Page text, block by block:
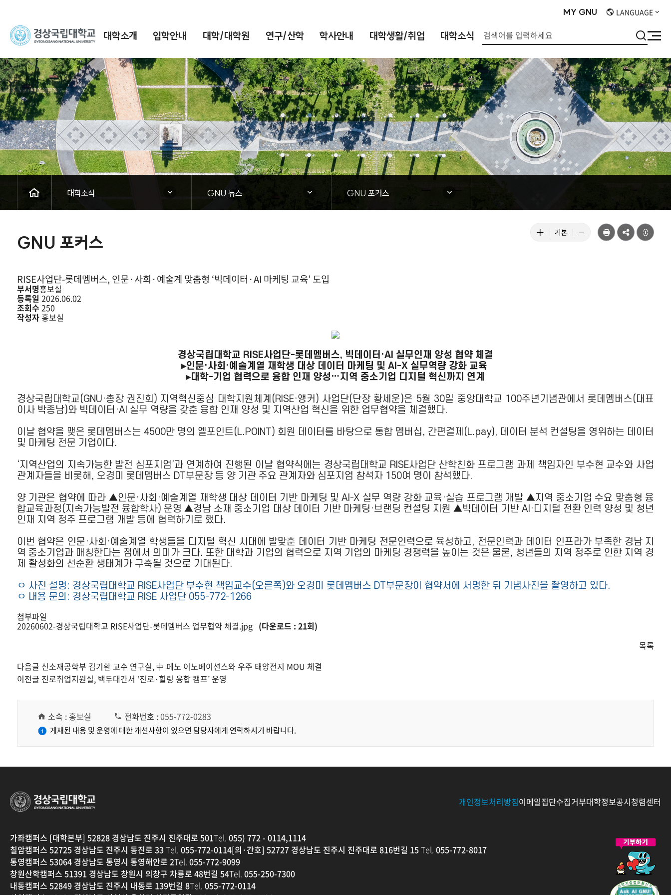
MY GNU LANGUAGE
경
상
국
립
대
학
교
대학소개 입학안내 대학/대학원 연구/산학 학사안내 대학생활/취업 대학소식
검사
트
맵
대학소식
닫힘
대학소식 닫힘
GNU 뉴스 닫힘
GNU 포커스
GNU 포커스
텍 기본텍
공
RISE사업단-롯데멤버스, 인문·사회·예술계 맞춤형 ‘빅데이터·AI 마케팅 교육’ 도입
부서명홍보실
등록일 2026.06.02
조회수 250
작성자홍보실
경상국립대학교 RISE사업단-롯데멤버스, 빅데이터·AI 실무인재 양성 협약 체결
▸인문·사회·예술계열 재학생 대상 데이터 마케팅 및 AI-X 실무역량 강화 교육
▸대학-기업 협력으로 융합 인재 양성…지역 중소기업 디지털 혁신까지 연계
경상국립대학교(GNU·총장 권진회) 지역혁신중심 대학지원체계(RISE·앵커) 사업단(단장 황세운)은 5월 30일 중앙대학교 100주년기념관에서 롯데멤버스(대표
이사 박종남)와 빅데이터·AI 실무 역량을 갖춘 융합 인재 양성 및 지역산업 혁신을 위한 업무협약을 체결했다.
이날 협약을 맺은 롯데멤버스는 4500만 명의 엘포인트(L.POINT) 회원 데이터를 바탕으로 통합 멤버십, 간편결제(L.pay), 데이터 분석 컨설팅을 영위하는 데이터
및 마케팅 전문 기업이다.
‘지역산업의 지속가능한 발전 심포지엄’과 연계하여 진행된 이날 협약식에는 경상국립대학교 RISE사업단 산학친화 프로그램 과제 책임자인 부수현 교수와 사업
관계자들을 비롯해, 오경미 롯데멤버스 DT부문장 등 양 기관 주요 관계자와 심포지엄 참석자 150여 명이 참석했다.
양 기관은 협약에 따라 ▲인문·사회·예술계열 재학생 대상 데이터 기반 마케팅 및 AI-X 실무 역량 강화 교육·실습 프로그램 개발 ▲지역 중소기업 수요 맞춤형 융
합교육과정(지속가능발전 융합학사) 운영 ▲경남 소재 중소기업 대상 데이터 기반 마케팅·브랜딩 컨설팅 지원 ▲빅데이터 기반 AI·디지털 전환 인력 양성 및 청년
인재 지역 정주 프로그램 개발 등에 협력하기로 했다.
이번 협약은 인문·사회·예술계열 학생들을 디지털 혁신 시대에 발맞춘 데이터 기반 마케팅 전문인력으로 육성하고, 전문인력과 데이터 인프라가 부족한 경남 지
역 중소기업과 매칭한다는 점에서 의미가 크다. 또한 대학과 기업의 협력으로 지역 기업의 마케팅 경쟁력을 높이는 것은 물론, 청년들의 지역 정주로 인한 지역 경
제 활성화의 선순환 생태계가 구축될 것으로 기대된다.
ㅇ 사진 설명: 경상국립대학교 RISE사업단 부수현 책임교수(오른쪽)와 오경미 롯데멤버스 DT부문장이 협약서에 서명한 뒤 기념사진을 촬영하고 있다.
ㅇ 내용 문의: 경상국립대학교 RISE 사업단 055-772-1266
첨부파일
20260602-경상국립대학교 RISE사업단-롯데멤버스 업무협약 체결.jpg (다운로드 : 21회)
목록
다음글 신소재공학부 김기환 교수 연구실, 中 페노 이노베이션스와 우주 태양전지 MOU 체결
이전글 진로취업지원실, 백두대간서 ‘진로·힐링 융합 캠프’ 운영
소속 :홍보실 전화번호 :055-772-0283
게재된 내용 및 운영에 대한 개선사항이 있으면 담당자에게 연락하시기 바랍니다.
개인정보처리방침이메일집단수집거부대학정보공시청렴센터
가좌캠퍼스 [대학본부] 52828 경상남도 진주시 진주대로 501Tel. 055) 772 - 0114,1114
칠암캠퍼스 52725 경상남도 진주시 동진로 33Tel. 055-772-0114[의·간호] 52727 경상남도 진주시 진주대로 816번길 15Tel. 055-772-8017
통영캠퍼스 53064 경상남도 통영시 통영해안로 2Tel. 055-772-9099
창원산학캠퍼스 51391 경상남도 창원시 의창구 차룡로 48번길 54Tel. 055-250-7300
내동캠퍼스 52849 경상남도 진주시 내동로 139번길 8Tel. 055-772-0114
새